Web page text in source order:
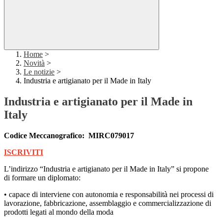
Home >
Novità >
Le notizie >
Industria e artigianato per il Made in Italy
Industria e artigianato per il Made in
Italy
Codice Meccanografico: MIRC079017
ISCRIVITI
L’indirizzo “Industria e artigianato per il Made in Italy” si propone
di formare un diplomato:
• capace di interviene con autonomia e responsabilità nei processi di
lavorazione, fabbricazione, assemblaggio e commercializzazione di
prodotti legati al mondo della moda